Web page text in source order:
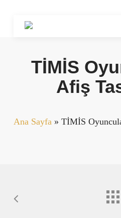
TİMİS
Afiş
Ana Sayfa» TİMİS